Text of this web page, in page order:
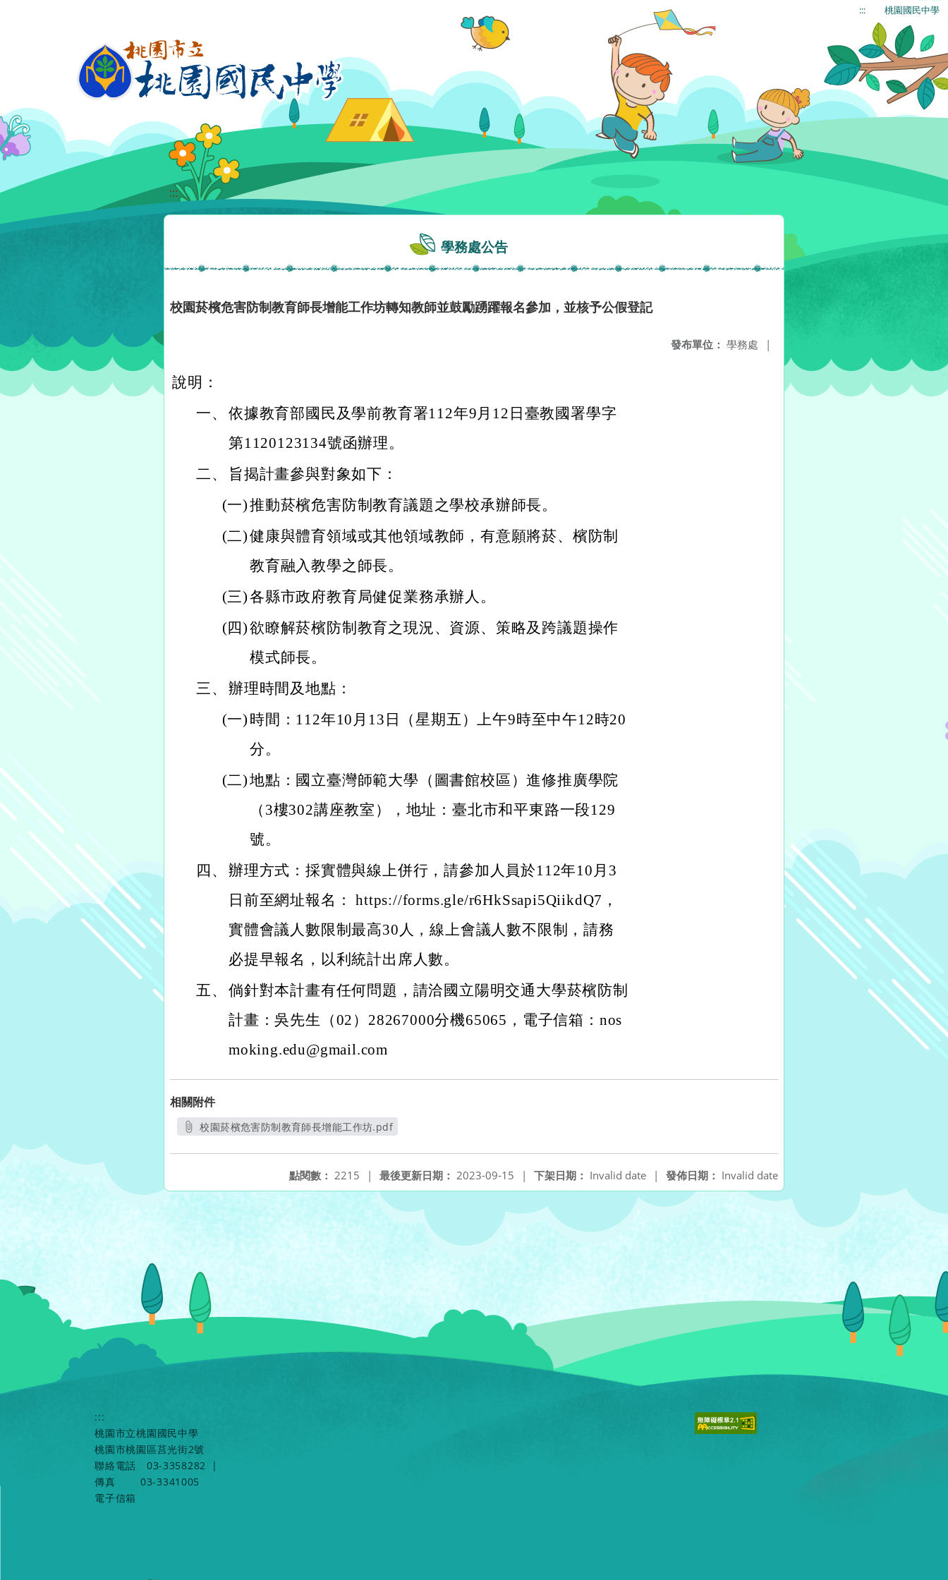
::: 桃園國民中學
:::
學務處公告
校園菸檳危害防制教育師長增能工作坊轉知教師並鼓勵踴躍報名參加，並核予公假登記
發布單位： 學務處 |
說明：
一、 依據教育部國民及學前教育署112年9月12日臺教國署學字
第1120123134號函辦理。
二、
旨揭計畫參與對象如下：
(一)推動菸檳危害防制教育議題之學校承辦師長。
(二)健康與體育領域或其他領域教師，有意願將菸、檳防制
教育融入教學之師長。
(三)各縣市政府教育局健促業務承辦人。
(四)欲瞭解菸檳防制教育之現況、資源、策略及跨議題操作
模式師長。
三、 辦理時間及地點：
(一) 時間：112年10月13日（星期五）上午9時至中午12時20
分。
(二)地點：國立臺灣師範大學（圖書館校區）進修推廣學院
（3樓302講座教室），地址：臺北市和平東路一段129
號。
四、 辦理方式：採實體與線上併行，請參加人員於112年10月3
日前至網址報名： https://forms.gle/r6HkSsapi5QiikdQ7，
實體會議人數限制最高30人，線上會議人數不限制，請務
必提早報名，以利統計出席人數。
五、 倘針對本計畫有任何問題，請洽國立陽明交通大學菸檳防制
計畫：吳先生（02）28267000分機65065，電子信箱：nos
moking.edu@gmail.com
相關附件
校園菸檳危害防制教育師長增能工作坊.pdf
發佈日期： Invalid date
下架日期： Invalid date |
最後更新日期： 2023-09-15 |
點閱數： 2215 |
:::
桃園市立桃園國民中學
桃園市桃園區莒光街2號
聯絡電話
03-3358282
|
傳真
03-3341005
電子信箱